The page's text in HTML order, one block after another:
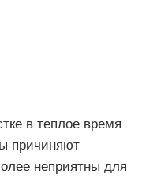
в теплое время
причиняют
неприятны для